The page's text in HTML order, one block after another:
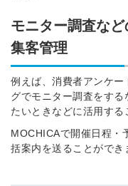
モニター調査な
集客管理
例えば、消費者アンケ
グでモニター調査をす
たいときなどに活用する
MOCHICAで開催日程・
括案内を送ることができ